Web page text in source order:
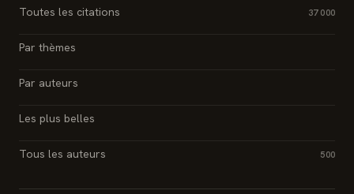
Toutes les citations 37 000
Par thèmes
Par auteurs
Les plus belles
Tous les auteurs 500